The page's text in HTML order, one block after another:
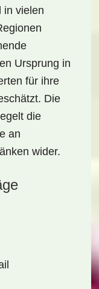
in vielen
Ursprung in
für ihre
Die
die
an
wider.